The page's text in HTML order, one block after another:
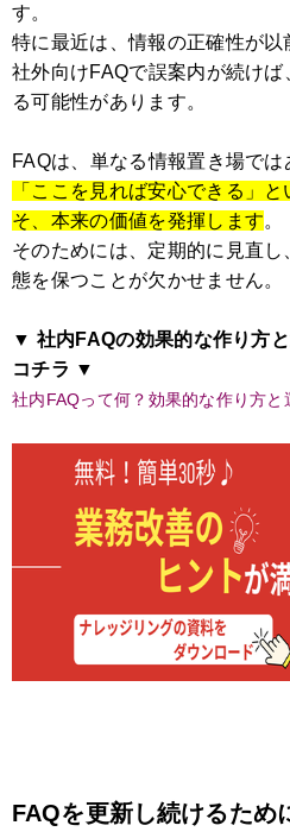
す。
特に最近は、情報の正確性が以
社外向けFAQで誤案内が続け
る可能性があります。
FAQは、単なる情報置き場では
「ここを見れば安心できる」
そ、本来の価値を発揮します。
そのためには、定期的に見直
態を保つことが欠かせません。
▼ 社内FAQの効果的な作り方
コチラ ▼
社内FAQって何？効果的な作り方と
FAQを更新し続けるため